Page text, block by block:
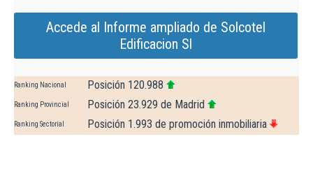
Accede al Informe ampliado de Solcotel
Edificacion Sl
Ranking Nacional Posición 120.988
Ranking Provincial Posición 23.929 de Madrid
Ranking Sectorial Posición 1.993 de promoción inmobiliaria